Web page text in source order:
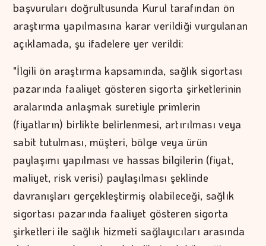
başvuruları doğrultusunda Kurul tarafından ön
araştırma yapılmasına karar verildiği vurgulanan
açıklamada, şu ifadelere yer verildi:
"İlgili ön araştırma kapsamında, sağlık sigortası
pazarında faaliyet gösteren sigorta şirketlerinin
aralarında anlaşmak suretiyle primlerin
(fiyatların) birlikte belirlenmesi, artırılması veya
sabit tutulması, müşteri, bölge veya ürün
paylaşımı yapılması ve hassas bilgilerin (fiyat,
maliyet, risk verisi) paylaşılması şeklinde
davranışları gerçekleştirmiş olabileceği, sağlık
sigortası pazarında faaliyet gösteren sigorta
şirketleri ile sağlık hizmeti sağlayıcıları arasında